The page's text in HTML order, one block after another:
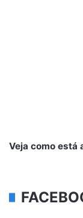
Veja como está